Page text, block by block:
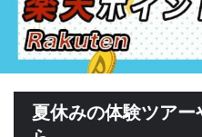
夏休みの体験ツア